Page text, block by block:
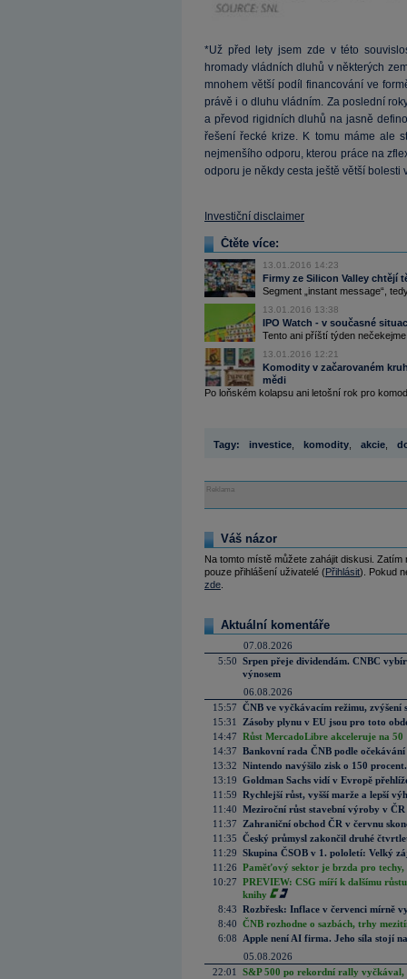
*Už před lety jsem zde v této
hromady vládních dluhů v některých
mnohem větší podíl financování ve
právě i o dluhu vládním. Za poslední
a převod rigidních dluhů na jasně
řešení řecké krize. K tomu máme ale
nejmenšího odporu, kterou práce na
odporu je někdy cesta ještě větší bolesti
Investiční disclaimer
Čtěte více:
13.01.2016 14:23
Firmy ze Silicon Valley chtějí
Segment „instant message“,
13.01.2016 13:38
IPO Watch - v současné
Tento ani příští týden
13.01.2016 12:21
Komodity v začarovaném
mědi
Po loňském kolapsu ani letošní rok pro
Tagy: investice komodity akcie
Reklama
Váš názor
Na tomto místě můžete zahájit diskusi.
pouze přihlášení uživatelé (Přihlásit). Pokud
zde
Aktuální komentáře
07.08.2026
5:50 Srpen přeje dividendám. CNBC
výnosem
06.08.2026
15:57 ČNB ve vyčkávacím režimu, zvýšení
15:31
Zásoby plynu v EU jsou pro toto
14:47 Růst MercadoLibre akceleruje na
14:37 Bankovní rada ČNB podle
13:32 Nintendo navýšilo zisk o 150
13:19 Goldman Sachs vidí v Evropě
11:59 Rychlejší růst, vyšší marže a lepší
11:40 Meziroční růst stavební výroby v
11:37
Zahraniční obchod ČR v červnu
11:35 Český průmysl zakončil druhé
11:29 Skupina ČSOB v 1. pololetí: Velký
11:26 Paměťový sektor je brzda pro techy,
10:27 PREVIEW: CSG míří k dalšímu
knihy
8:43 Rozbřesk: Inflace v červenci mírně
8:40 ČNB rozhodne o sazbách, trhy
6:08
Apple není AI firma. Jeho síla stojí
05.08.2026
22:01
S&P 500 po rekordní rally vyčkával,